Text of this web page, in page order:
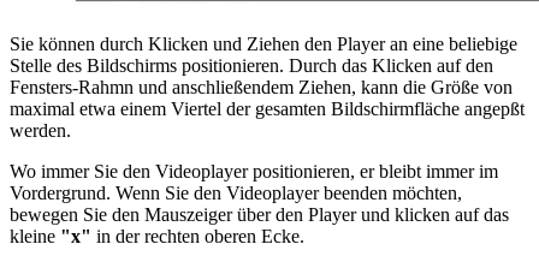
Sie können durch Klicken und Ziehen den Player an eine beliebige
Stelle des Bildschirms positionieren. Durch das Klicken auf den
Fensters-Rahmn und anschließendem Ziehen, kann die Größe von
maximal etwa einem Viertel der gesamten Bildschirmfläche angepßt
werden.
Wo immer Sie den Videoplayer positionieren, er bleibt immer im
Vordergrund. Wenn Sie den Videoplayer beenden möchten,
bewegen Sie den Mauszeiger über den Player und klicken auf das
kleine "x" in der rechten oberen Ecke.